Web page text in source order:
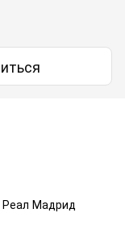
Реал Мадрид